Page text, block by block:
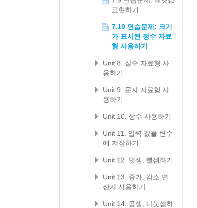
표현하기
7.10 연습문제: 크기
가 표시된 정수 자료
형 사용하기
Unit 8. 실수 자료형 사
용하기
Unit 9. 문자 자료형 사
용하기
Unit 10. 상수 사용하기
Unit 11. 입력 값을 변수
에 저장하기
Unit 12. 덧셈, 뺄셈하기
Unit 13. 증가, 감소 연
산자 사용하기
Unit 14. 곱셈, 나눗셈하